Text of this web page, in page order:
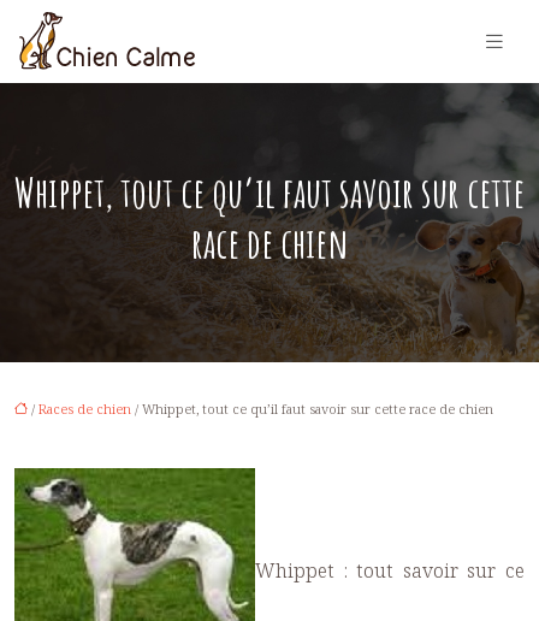
Whippet, tout ce qu’il faut savoir sur cette
race de chien
/ Races de chien / Whippet, tout ce qu’il faut savoir sur cette race de chien
Whippet : tout savoir sur ce